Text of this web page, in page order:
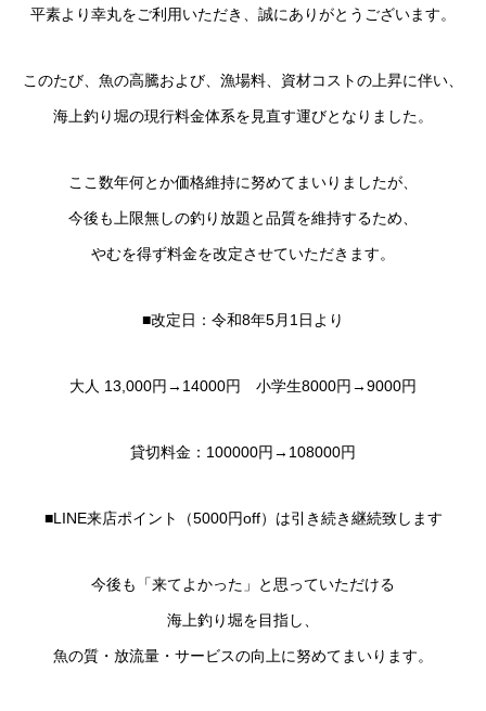
平素より幸丸をご利用いただき、誠にありがとうございます。
このたび、魚の高騰および、漁場料、資材コストの上昇に伴い、
海上釣り堀の現行料金体系を見直す運びとなりました。
ここ数年何とか価格維持に努めてまいりましたが、
今後も上限無しの釣り放題と品質を維持するため、
やむを得ず料金を改定させていただきます。
■改定日：令和8年5月1日より
大人 13,000円→14000円 小学生8000円→9000円
貸切料金：100000円→108000円
■LINE来店ポイント（5000円off）は引き続き継続致します
今後も「来てよかった」と思っていただける
海上釣り堀を目指し、
魚の質・放流量・サービスの向上に努めてまいります。